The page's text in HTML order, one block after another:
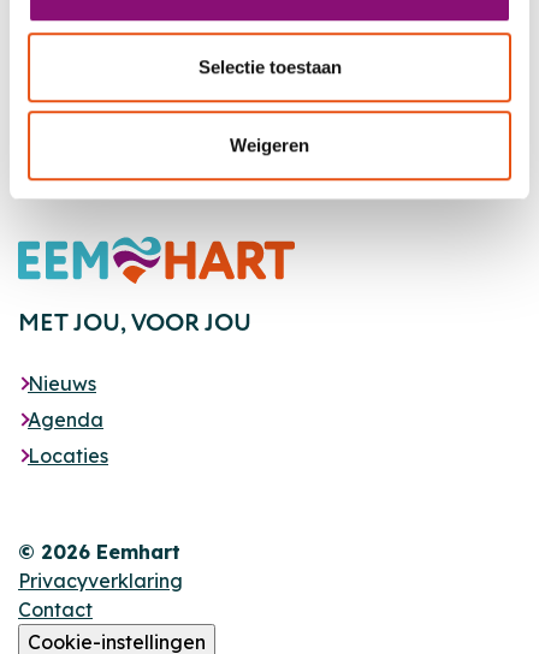
Selectie toestaan
Weigeren
Footer
MET JOU,VOOR JOU
Nieuws
Agenda
Locaties
© 2026 Eemhart
Privacyverklaring
Contact
Cookie-instellingen